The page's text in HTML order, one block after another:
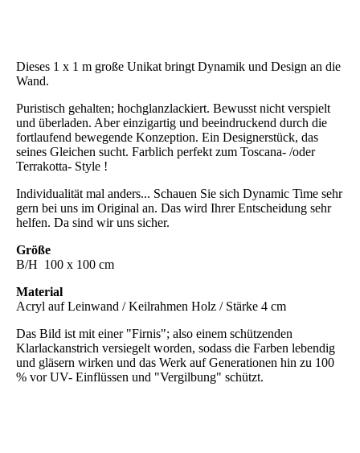
Dieses 1 x 1 m große Unikat bringt Dynamik und Design an die
Wand.
Puristisch gehalten; hochglanzlackiert. Bewusst nicht verspielt
und überladen. Aber einzigartig und beeindruckend durch die
fortlaufend bewegende Konzeption. Ein Designerstück, das
seines Gleichen sucht. Farblich perfekt zum Toscana- /oder
Terrakotta- Style !
Individualität mal anders... Schauen Sie sich Dynamic Time sehr
gern bei uns im Original an. Das wird Ihrer Entscheidung sehr
helfen. Da sind wir uns sicher.
Größe
B/H 100 x 100 cm
Material
Acryl auf Leinwand / Keilrahmen Holz / Stärke 4 cm
Das Bild ist mit einer "Firnis"; also einem schützenden
Klarlackanstrich versiegelt worden, sodass die Farben lebendig
und gläsern wirken und das Werk auf Generationen hin zu 100
% vor UV- Einflüssen und "Vergilbung" schützt.